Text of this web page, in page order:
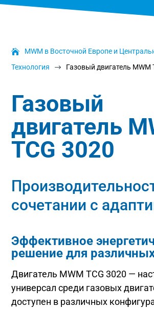
MWM в Восточной Европе и
Технология $ Газовый двигатель MWM
Газовый
двигатель
TCG 3020
сочетании с
Эффективное
решение для
Двигатель MWM TCG 3020 —
универсал среди газовых
доступен в различных